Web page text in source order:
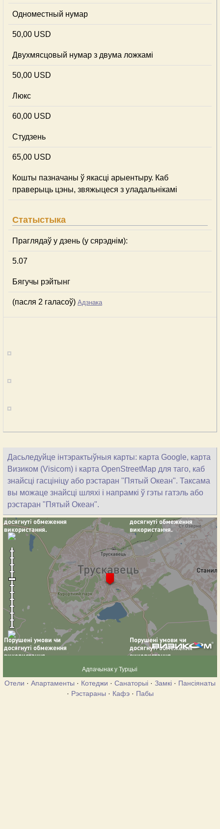
Одноместный нумар
50,00 USD
Двухмясцовый нумар з двума ложкамі
50,00 USD
Люкс
60,00 USD
Студзень
65,00 USD
Кошты пазначаны ў якасці арыентыру. Каб
праверыць цэны, звяжыцеся з уладальнікамі
Статыстыка
Праглядаў у дзень (у сярэднім):
5.07
Бягучы рэйтынг
(пасля 2 галасоў) Адзнака
Дасьледуйце інтэрактыўныя карты: карта Google, карта
Визиком (Visicom) і карта OpenStreetMap для таго, каб
знайсці гасцініцу або рэстаран "Пятый Океан". Таксама
вы можаце знайсці шляхі і напрамкі ў гэты гатэль або
рэстаран "Пятый Океан".
Адпачынак у Турцыі
Отели · Апартаменты · Котеджи · Санаторыі · Замкі · Пансіянаты
· Рэстараны · Кафэ· Пабы